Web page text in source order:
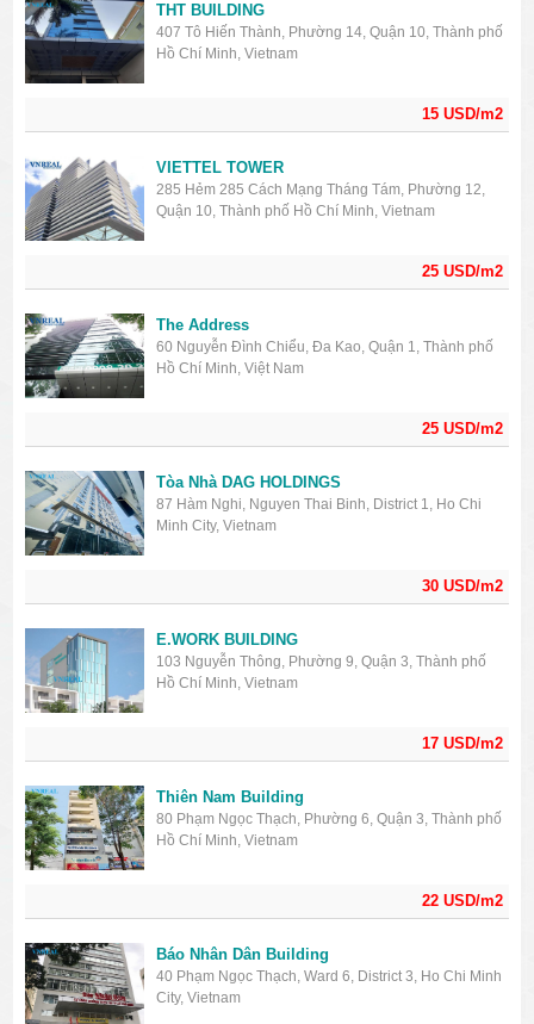
15 USD/m2
THT BUILDING
407 Tô Hiến Thành, Phường 14, Quận 10, Thành phố
Hồ Chí Minh, Vietnam
25 USD/m2
VIETTEL TOWER
285 Hẻm 285 Cách Mạng Tháng Tám, Phường 12,
Quận 10, Thành phố Hồ Chí Minh, Vietnam
25 USD/m2
The Address
60 Nguyễn Đình Chiểu, Đa Kao, Quận 1, Thành phố
Hồ Chí Minh, Việt Nam
30 USD/m2
Tòa Nhà DAG HOLDINGS
87 Hàm Nghi, Nguyen Thai Binh, District 1, Ho Chi
Minh City, Vietnam
17 USD/m2
E.WORK BUILDING
103 Nguyễn Thông, Phường 9, Quận 3, Thành phố
Hồ Chí Minh, Vietnam
22 USD/m2
Thiên Nam Building
80 Phạm Ngọc Thạch, Phường 6, Quận 3, Thành phố
Hồ Chí Minh, Vietnam
Báo Nhân Dân Building
40 Phạm Ngọc Thạch, Ward 6, District 3, Ho Chi Minh
City, Vietnam